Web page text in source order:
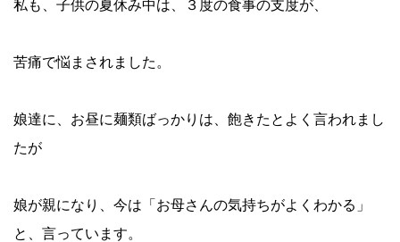
私も、子供の夏休み中は、３度の食事の支度が、
苦痛で悩まされました。
娘達に、お昼に麺類ばっかりは、飽きたとよく言われまし
たが
娘が親になり、今は「お母さんの気持ちがよくわかる」
と、言っています。